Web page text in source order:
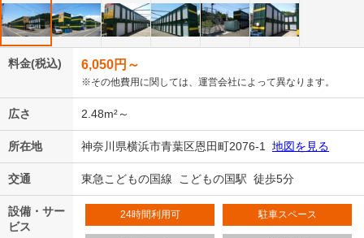
料金(税込) 6,050円～
※その他費用に関しては、運営会社によって異なります。
広さ 2.48m²～
所在地 神奈川県横浜市青葉区恩田町2076-1 地図を見る
交通 東急こどもの国線 こどもの国駅 徒歩5分
設備・サー
ビス
24時間利用可 駐車スペース